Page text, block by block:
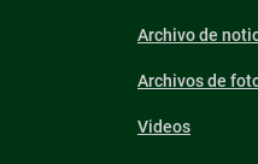
Archivo de
Archivos de
Videos